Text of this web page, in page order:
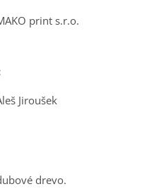
print s.r.o.
Jiroušek
drevo.